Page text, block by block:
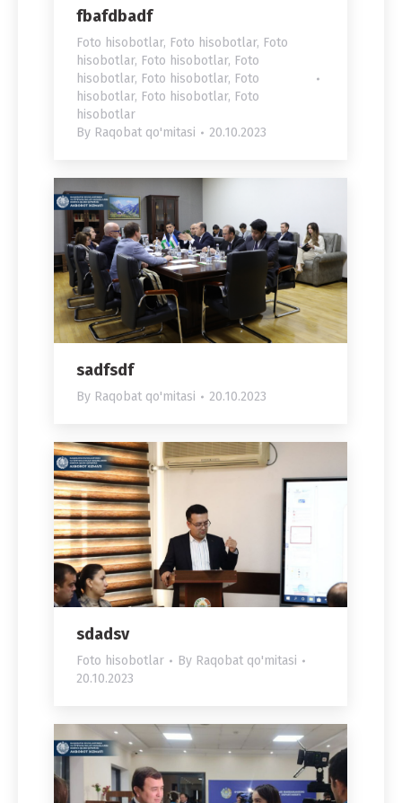
fbafdbadf
Foto hisobotlar, Foto hisobotlar, Foto
hisobotlar, Foto hisobotlar, Foto
hisobotlar, Foto hisobotlar, Foto
hisobotlar, Foto hisobotlar, Foto
hisobotlar
By Raqobat qo'mitasi 20.10.2023
sadfsdf
By Raqobat qo'mitasi 20.10.2023
sdadsv
Foto hisobotlar By Raqobat qo'mitasi
20.10.2023